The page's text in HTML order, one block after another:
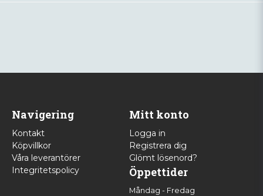
Navigering
Kontakt
Köpvillkor
Våra leverantörer
Integritetspolicy
Mitt konto
Logga in
Registrera dig
Glömt lösenord?
Öppettider
Måndag - Fredag